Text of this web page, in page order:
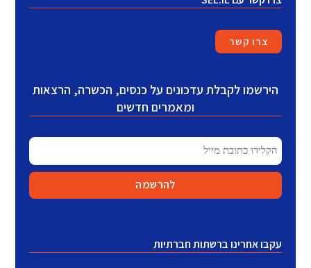
צרו קשר
הירשמו לקבלת עדכונים על כנסים, הכשרה, הרצאות
ומאמרים חדשים
עקבו אחרינו ברשתות חברתיות